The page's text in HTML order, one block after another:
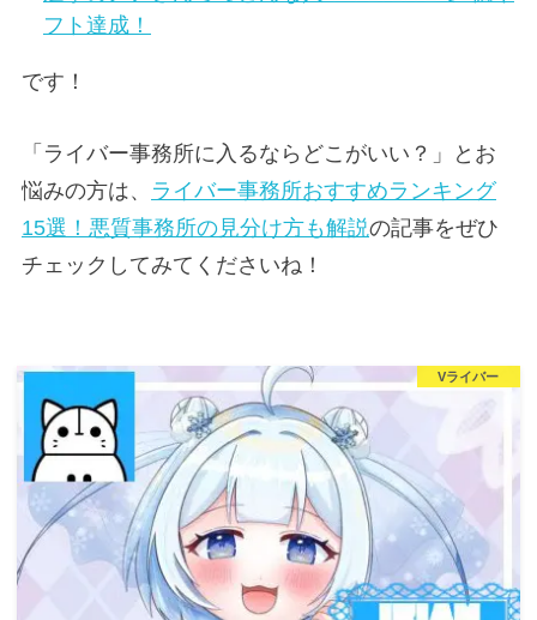
フト達成！
です！
「ライバー事務所に入るならどこがいい？」とお
悩みの方は、 ライバー事務所おすすめランキング
15選！悪質事務所の見分け方も解説の記事をぜひ
チェックしてみてくださいね！
Vライバー